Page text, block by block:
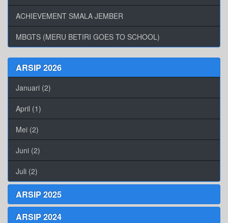
ACHIEVEMENT SMALA JEMBER
MBGTS (MERU BETIRI GOES TO SCHOOL)
ARSIP 2026
Januari (2)
April (1)
Mei (2)
Juni (2)
Juli (2)
ARSIP 2025
ARSIP 2024